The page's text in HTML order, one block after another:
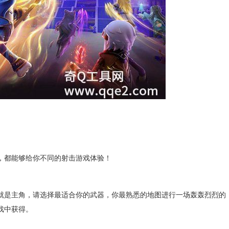
能够给你不同的射击游戏体验！
角，请选择最适合你的武器，你最熟悉的地图进行一场轰轰烈烈的
获得。